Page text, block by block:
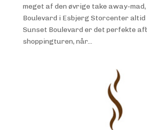
meget af den øvrige take away-
Boulevard i Esbjerg Storcenter
Sunset Boulevard er det perfekte
shoppingturen, når...